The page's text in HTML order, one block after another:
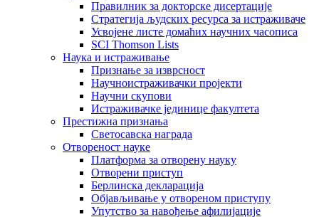
Правилник за докторске дисертације
Стратегија људских ресурса за истраживаче
Усвојене листе домаћих научних часописа
SCI Thomson Lists
Наука и истраживање
Признање за изврсност
Научноистраживачки пројекти
Научни скупови
Истраживачке јединице факултета
Престижна признања
Светосавска награда
Отвореност науке
Платформа за отворену науку
Отворени приступ
Берлинска декларација
Објављивање у отвореном приступу
Упутство за навођење афилијације